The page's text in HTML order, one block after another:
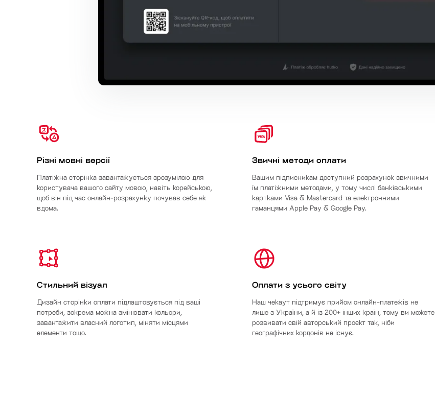
Різні мовні версії
Платіжна сторінка завантажується зрозумілою для
користувача вашого сайту мовою, навіть корейською,
щоб він під час онлайн-розрахунку почував себе як
вдома.
Звичні методи оплати
Вашим підписникам доступний розрахунок звичними
їм платіжними методами, у тому числі банківськими
картками Visa & Mastercard та електронними
гаманцями Apple Pay & Google Pay.
Стильний візуал
Дизайн сторінки оплати підлаштовується під ваші
потреби, зокрема можна змінювати кольори,
завантажити власний логотип, міняти місцями
елементи тощо.
Оплати з усього світу
Наш чекаут підтримує прийом онлайн-платежів не
лише з України, а й із 200+ інших країн, тому ви можете
розвивати свій авторський проєкт так, ніби
географічних кордонів не існує.